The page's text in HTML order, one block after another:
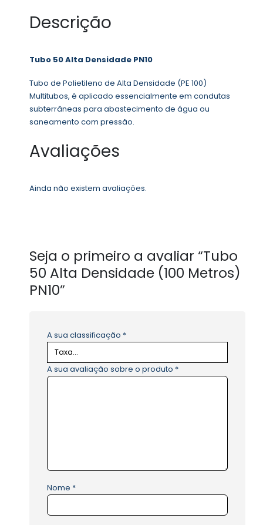
Descrição
Tubo 50 Alta Densidade PN10
Tubo de Polietileno de Alta Densidade (PE 100)
Multitubos, é aplicado essencialmente em condutas
subterrâneas para abastecimento de água ou
saneamento com pressão.
Avaliações
Ainda não existem avaliações.
Seja o primeiro a avaliar “Tubo
50 Alta Densidade (100 Metros)
PN10”
A sua classificação *
A sua avaliação sobre o produto *
Nome *